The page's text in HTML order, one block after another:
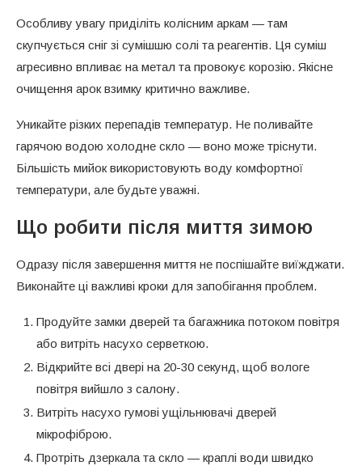
Особливу увагу приділіть колісним аркам — там
скупчується сніг зі сумішшю солі та реагентів. Ця суміш
агресивно впливає на метал та провокує корозію. Якісне
очищення арок взимку критично важливе.
Уникайте різких перепадів температур. Не поливайте
гарячою водою холодне скло — воно може тріснути.
Більшість мийок використовують воду комфортної
температури, але будьте уважні.
Що робити після миття зимою
Одразу після завершення миття не поспішайте виїжджати.
Виконайте ці важливі кроки для запобігання проблем.
Продуйте замки дверей та багажника потоком повітря
або витріть насухо серветкою.
Відкрийте всі двері на 20-30 секунд, щоб вологе
повітря вийшло з салону.
Витріть насухо гумові ущільнювачі дверей
мікрофіброю.
Протріть дзеркала та скло — краплі води швидко